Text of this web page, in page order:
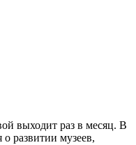
выходит раз в месяц. В
развитии музеев,